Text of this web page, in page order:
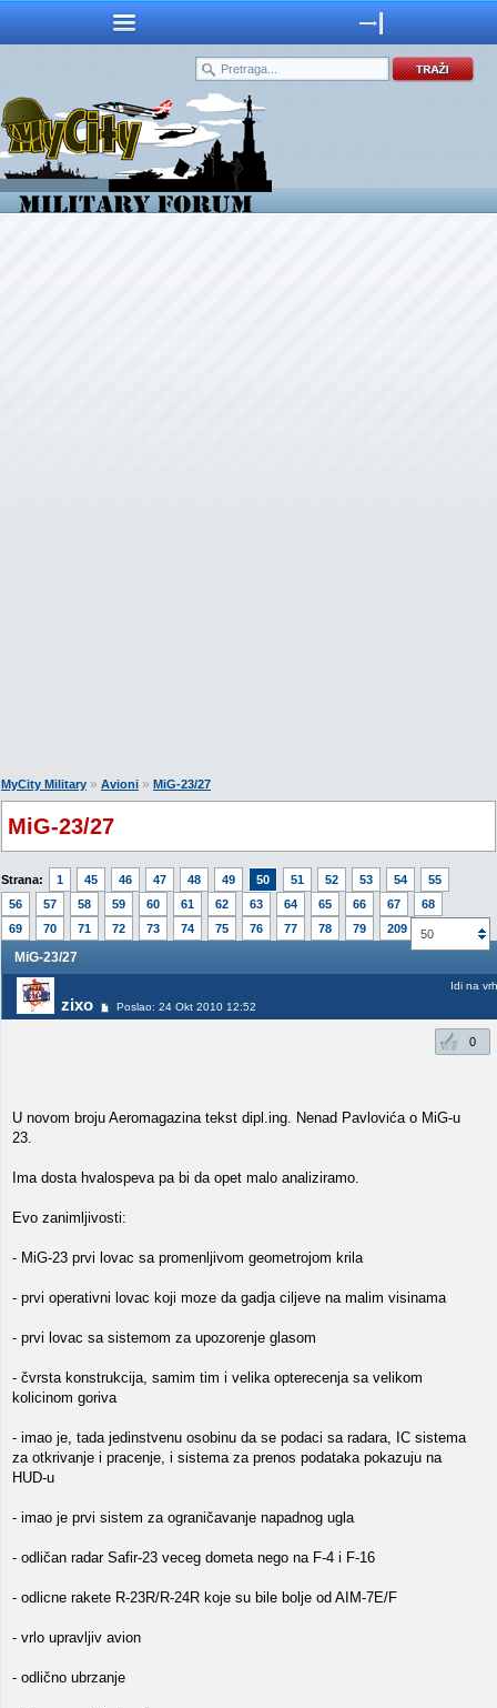
MyCity Military » Avioni » MiG-23/27
MiG-23/27
Strana: 1 45 46 47 48 49 50 51 52 53 54
55
56
57 58 59 60 61 62 63 64 65 66 67
68
69
70 71 72 73 74 75 76 77 78 79 209 50
MiG-23/27
zixo Poslao: 24 Okt 2010 12:52
Idi na vrh
0
U novom broju Aeromagazina tekst dipl.ing. Nenad Pavlovića o MiG-u
23.
Ima dosta hvalospeva pa bi da opet malo analiziramo.
Evo zanimljivosti:
- MiG-23 prvi lovac sa promenljivom geometrojom krila
- prvi operativni lovac koji moze da gadja ciljeve na malim visinama
- prvi lovac sa sistemom za upozorenje glasom
- čvrsta konstrukcija, samim tim i velika opterecenja sa velikom
kolicinom goriva
- imao je, tada jedinstvenu osobinu da se podaci sa radara, IC sistema
za otkrivanje i pracenje, i sistema za prenos podataka pokazuju na
HUD-u
- imao je prvi sistem za ograničavanje napadnog ugla
- odličan radar Safir-23 veceg dometa nego na F-4 i F-16
- odlicne rakete R-23R/R-24R koje su bile bolje od AIM-7E/F
- vrlo upravljiv avion
- odlično ubrzanje